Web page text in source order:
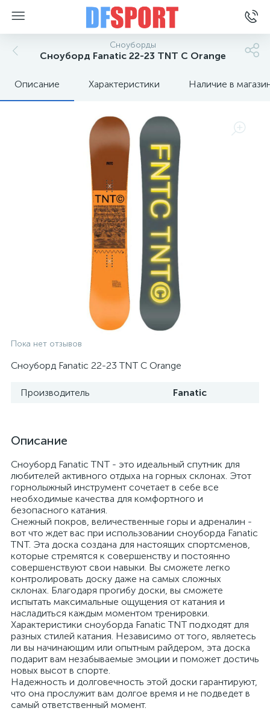
Сноуборды
Сноуборд Fanatic 22-23 TNT C Orange
Описание Характеристики Наличие в
Пока нет отзывов
Сноуборд Fanatic 22-23 TNT C Orange
Производитель Fanatic
Описание
Сноуборд Fanatic TNT - это идеальный спутник для
любителей активного отдыха на горных склонах. Этот
горнолыжный инструмент сочетает в себе все
необходимые качества для комфортного и
безопасного катания.
Снежный покров, величественные горы и адреналин -
вот что ждет вас при использовании сноуборда Fanatic
TNT. Эта доска создана для настоящих спортсменов,
которые стремятся к совершенству и постоянно
совершенствуют свои навыки. Вы сможете легко
контролировать доску даже на самых сложных
склонах. Благодаря прогибу доски, вы сможете
испытать максимальные ощущения от катания и
насладиться каждым моментом тренировки.
Характеристики сноуборда Fanatic TNT подходят для
разных стилей катания. Независимо от того, являетесь
ли вы начинающим или опытным райдером, эта доска
подарит вам незабываемые эмоции и поможет достичь
новых высот в спорте.
Надежность и долговечность этой доски гарантируют,
что она прослужит вам долгое время и не подведет в
самый ответственный момент.